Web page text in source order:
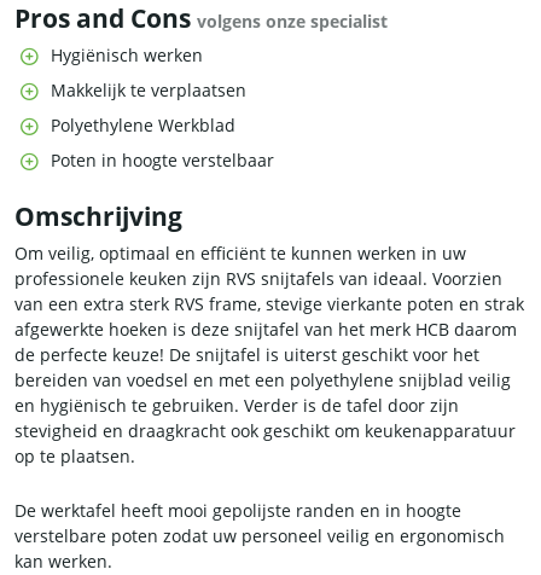
Pros and Cons volgens onze specialist
Hygiënisch werken
Makkelijk te verplaatsen
Polyethylene Werkblad
Poten in hoogte verstelbaar
Omschrijving
Om veilig, optimaal en efficiënt te kunnen werken in uw
professionele keuken zijn RVS snijtafels van ideaal. Voorzien
van een extra sterk RVS frame, stevige vierkante poten en strak
afgewerkte hoeken is deze snijtafel van het merk HCB daarom
de perfecte keuze! De snijtafel is uiterst geschikt voor het
bereiden van voedsel en met een polyethylene snijblad veilig
en hygiënisch te gebruiken. Verder is de tafel door zijn
stevigheid en draagkracht ook geschikt om keukenapparatuur
op te plaatsen.
De werktafel heeft mooi gepolijste randen en in hoogte
verstelbare poten zodat uw personeel veilig en ergonomisch
kan werken.